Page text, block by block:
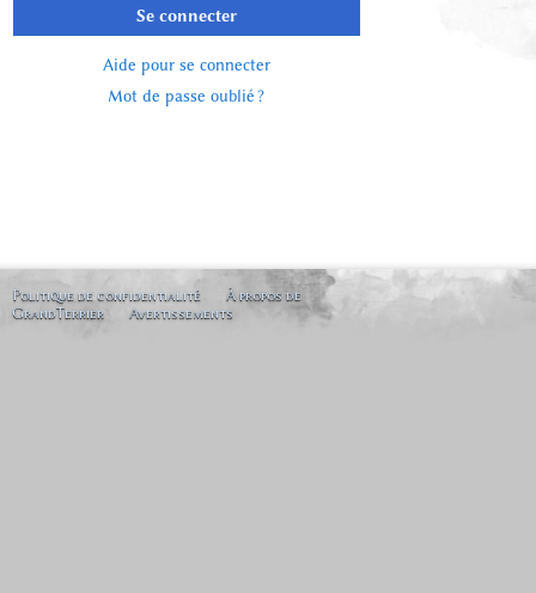
Se connecter
Aide pour se connecter
Mot de passe oublié ?
Politique de confidentialité
À propos de
GrandTerrier
Avertissements